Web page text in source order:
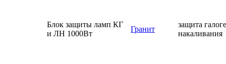
Блок защиты ламп КГ
и ЛН 1000Вт
Гранит
защита
накаливания